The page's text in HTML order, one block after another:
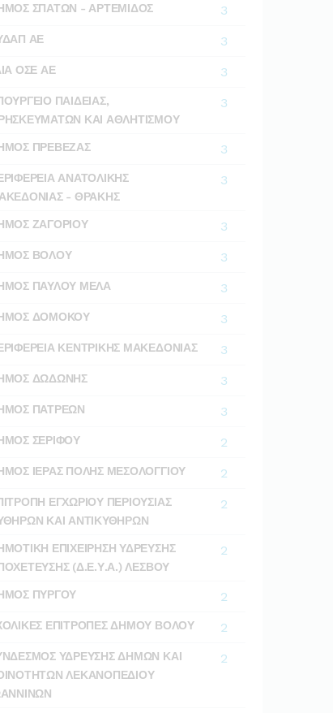
ΣΠΑΤΩΝ - ΑΡΤΕΜΙΔΟΣ 3
ΑΕ 3
ΟΣΕ ΑΕ 3
ΠΑΙΔΕΙΑΣ,
ΚΑΙ ΑΘΛΗΤΙΣΜΟΥ
3
ΠΡΕΒΕΖΑΣ 3
ΑΝΑΤΟΛΙΚΗΣ
- ΘΡΑΚΗΣ
3
ΖΑΓΟΡΙΟΥ 3
ΒΟΛΟΥ 3
ΠΑΥΛΟΥ ΜΕΛΑ 3
ΔΟΜΟΚΟΥ 3
ΚΕΝΤΡΙΚΗΣ ΜΑΚΕΔΟΝΙΑΣ 3
ΔΩΔΩΝΗΣ 3
ΠΑΤΡΕΩΝ 3
ΣΕΡΙΦΟΥ 2
ΙΕΡΑΣ ΠΟΛΗΣ ΜΕΣΟΛΟΓΓΙΟΥ 2
ΕΓΧΩΡΙΟΥ ΠΕΡΙΟΥΣΙΑΣ
ΚΑΙ ΑΝΤΙΚΥΘΗΡΩΝ
2
ΕΠΙΧΕΙΡΗΣΗ ΥΔΡΕΥΣΗΣ
(Δ.Ε.Υ.Α.) ΛΕΣΒΟΥ
2
ΠΥΡΓΟΥ 2
ΕΠΙΤΡΟΠΕΣ ΔΗΜΟΥ ΒΟΛΟΥ 2
ΥΔΡΕΥΣΗΣ ΔΗΜΩΝ ΚΑΙ
ΛΕΚΑΝΟΠΕΔΙΟΥ
2